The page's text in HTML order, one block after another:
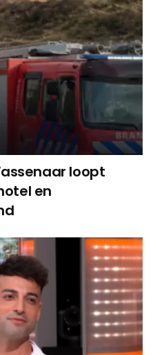
loopt
en